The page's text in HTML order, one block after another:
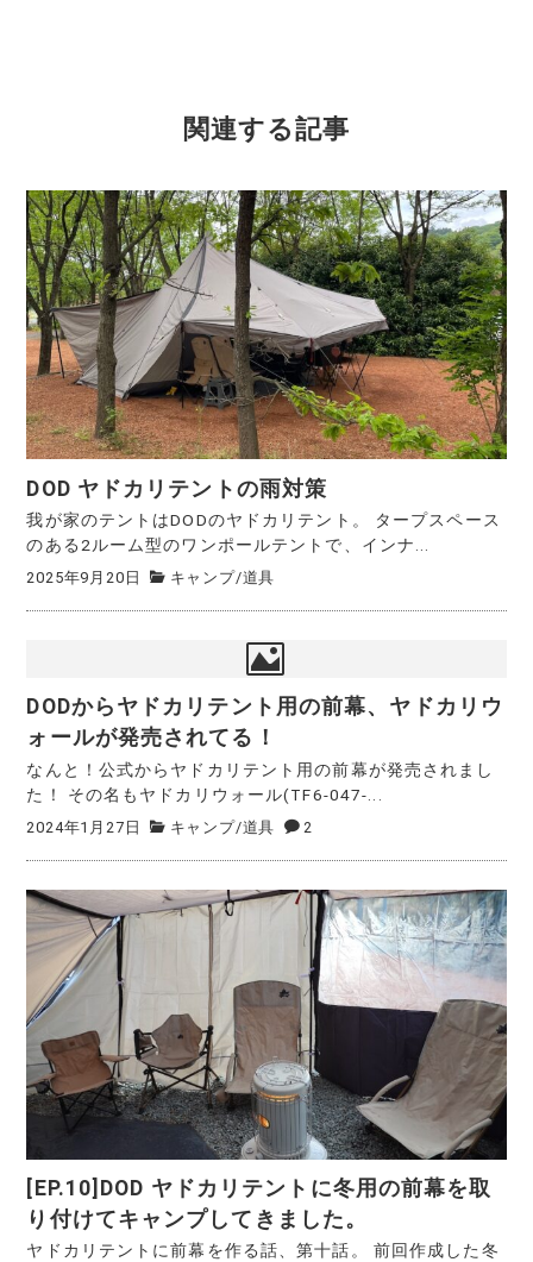
関連する記事
DOD ヤドカリテントの雨対策
我が家のテントはDODのヤドカリテント。 タープスペース
のある2ルーム型のワンポールテントで、インナ...
2025年9月20日 キャンプ/道具
DODからヤドカリテント用の前幕、ヤドカリウ
ォールが発売されてる！
なんと！公式からヤドカリテント用の前幕が発売されまし
た！ その名もヤドカリウォール(TF6-047-...
2024年1月27日 キャンプ/道具 2
[EP.10]DOD ヤドカリテントに冬用の前幕を取
り付けてキャンプしてきました。
ヤドカリテントに前幕を作る話、第十話。 前回作成した冬